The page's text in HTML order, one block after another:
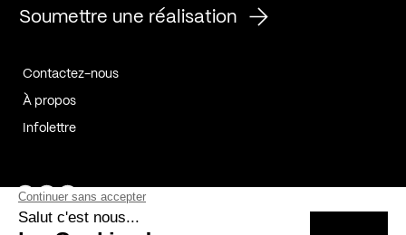
Soumettre une réalisation
Contactez-nous
À propos
Infolettre
Page Facebook de Kollectif
Page Instagram de Kollectif
Page Linkedin de Kollectif